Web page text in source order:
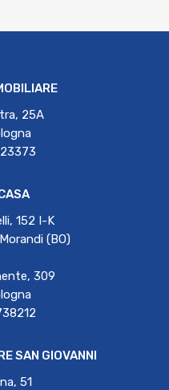
25A
152 I-K
(BO)
309
SAN GIOVANNI
51